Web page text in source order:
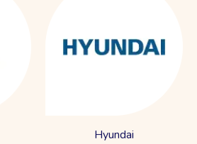
Hyundai